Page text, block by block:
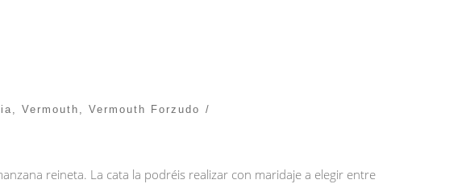
, Vermouth , Vermouth Forzudo
reineta. La cata la podréis realizar con maridaje a elegir entre